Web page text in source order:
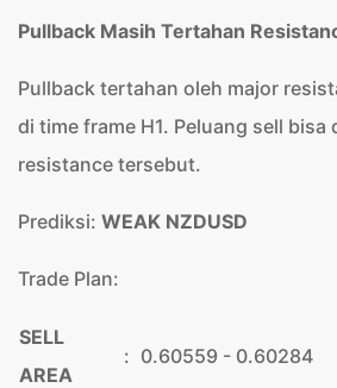
Pullback Masih Tertahan
Pullback tertahan oleh major
di time frame H1. Peluang sell bisa
resistance tersebut.
Prediksi: WEAK NZDUSD
Trade Plan:
SELL
AREA
: 0.60559 - 0.60284